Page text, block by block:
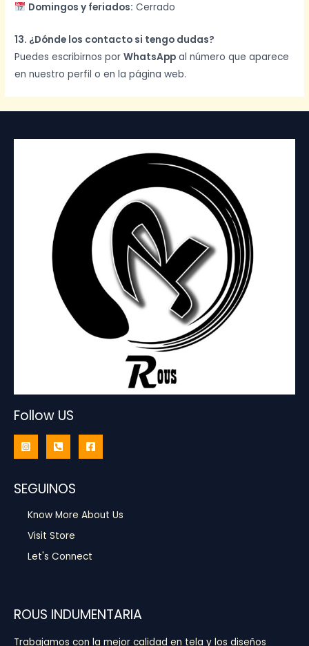
Domingos y feriados: Cerrado
13. ¿Dónde los contacto si tengo dudas?
Puedes escribirnos porWhatsApp al número que aparece
en nuestro perfil o en la página web.
Follow US
SEGUINOS
Know More About Us
Visit Store
Let's Connect
ROUS INDUMENTARIA
Trabajamos con la mejor calidad en tela y los diseños